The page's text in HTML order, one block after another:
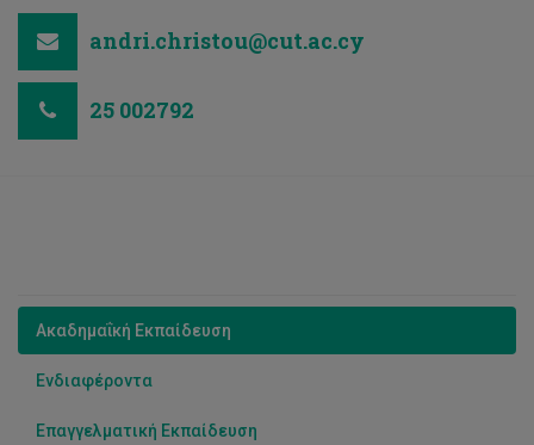
andri.christou@cut.ac.cy
25 002792
Ακαδημαΐκή Εκπαίδευση
Ενδιαφέροντα
Επαγγελματική Εκπαίδευση